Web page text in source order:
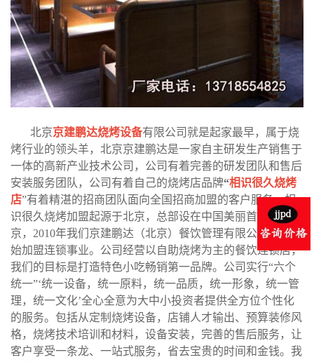
北京京建鹏达烧烤设备有限公司就是起家最早，属于烧
烤行业的领头羊，北京京建鹏达是一家自主研发生产销售于
一体的高新产业技术公司，公司有着完善的研发团队和售后
安装服务团队，公司有着自己的烧烤店品牌“相识很久烧烤
店”有着精湛的招商团队面向全国招商加盟的客户服务。相
识很久烧烤加盟起源于北京，总部设在中国美丽首都-北
京，2010年我们京建鹏达（北京）餐饮管理有限公司全面开
始加盟连锁事业。公司经营以自助烧烤为主的餐饮连锁店，
我们的目标是打造特色小吃畅销第一品牌。公司实行“六个
统一”‘统一设备，统一原料，统一品质，统一形象，统一管
理，统一文化’全心全意为大中小投资者提供全方位个性化
的服务。包括从定制烧烤设备，店铺人才输出、预算装修风
格，烧烤技术培训和材料，设备安装，完善的售后服务，让
客户享受一条龙、一站式服务，省去宝贵的时间和金钱。我